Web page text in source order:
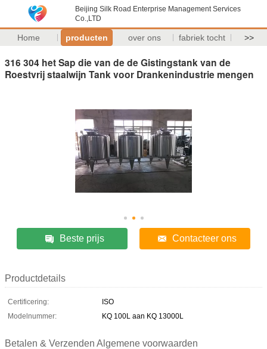
Beijing Silk Road Enterprise Management Services
Co.,LTD
Home producten over ons fabriek tocht >>
316 304 het Sap die van de de Gistingstank van de
Roestvrij staalwijn Tank voor Drankenindustrie mengen
Beste prijs Contacteer ons
Productdetails
Certificering:
ISO
Modelnummer:
KQ 100L aan KQ 13000L
Betalen & Verzenden Algemene voorwaarden